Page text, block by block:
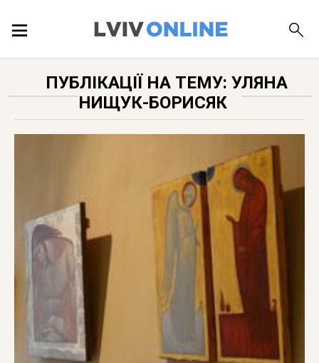
ДОВІДКА
ПУБЛІКАЦІЇ НА ТЕМУ: УЛЯНА
НИЩУК-БОРИСЯК